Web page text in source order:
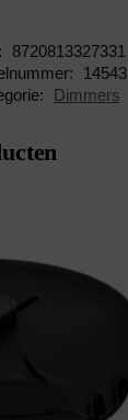
8720813327331
14543
Dimmers